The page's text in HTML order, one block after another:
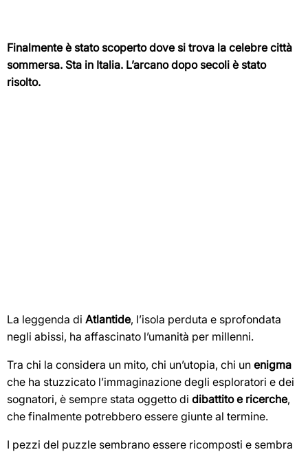
Finalmente è stato scoperto dove si trova la celebre città
sommersa. Sta in Italia. L’arcano dopo secoli è stato
risolto.
La leggenda di Atlantide, l’isola perduta e sprofondata
negli abissi, ha affascinato l’umanità per millenni.
Tra chi la considera un mito, chi un’utopia, chi un enigma
che ha stuzzicato l’immaginazione degli esploratori e dei
sognatori, è sempre stata oggetto di dibattito e ricerche,
che finalmente potrebbero essere giunte al termine.
I pezzi del puzzle sembrano essere ricomposti e sembra